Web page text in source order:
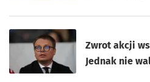
Zwrot akcji
Jednak nie